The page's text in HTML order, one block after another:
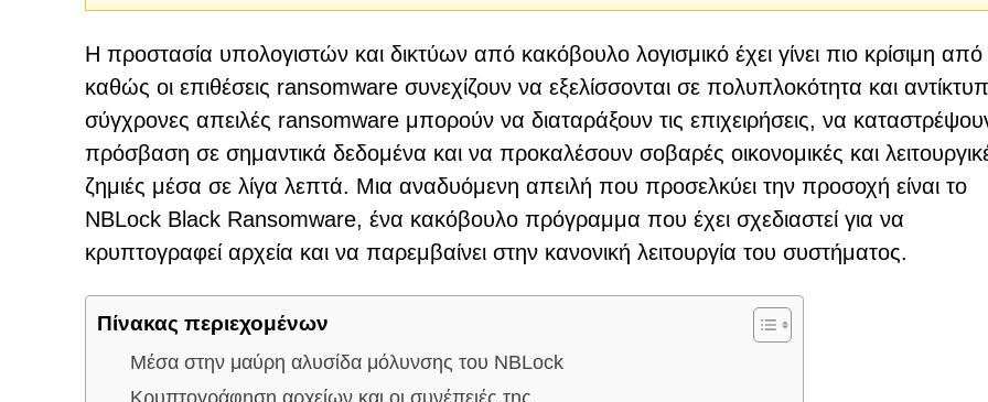
Η προστασία υπολογιστών και δικτύων από κακόβουλο λογισμικό έχει γίνει πιο κρίσιμη
καθώς οι επιθέσεις ransomware συνεχίζουν να εξελίσσονται σε πολυπλοκότητα και
σύγχρονες απειλές ransomware μπορούν να διαταράξουν τις επιχειρήσεις, να
πρόσβαση σε σημαντικά δεδομένα και να προκαλέσουν σοβαρές οικονομικές και
ζημιές μέσα σε λίγα λεπτά. Μια αναδυόμενη απειλή που προσελκύει την προσοχή είναι το
NBLock Black Ransomware, ένα κακόβουλο πρόγραμμα που έχει σχεδιαστεί για να
κρυπτογραφεί αρχεία και να παρεμβαίνει στην κανονική λειτουργία του συστήματος.
Πίνακας περιεχομένων
Μέσα στην μαύρη αλυσίδα μόλυνσης του NBLock
Κρυπτογράφηση αρχείων και οι συνέπειές της